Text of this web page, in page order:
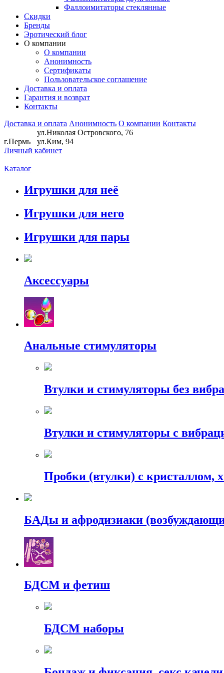
Фаллоимитаторы стеклянные
Скидки
Бренды
Эротический блог
О компании
О компании
Анонимность
Сертификаты
Пользовательское соглашение
Доставка и оплата
Гарантия и возврат
Контакты
Доставка и оплата Анонимность О компании Контакты
г.Пермь
ул.Николая Островского, 76
ул.Ким, 94
Личный кабинет
Каталог
Игрушки для неё
Игрушки для него
Игрушки для пары
Аксессуары
Анальные стимуляторы
Втулки и стимуляторы без
Втулки и стимуляторы с
Пробки (втулки) с кристаллом,
БАДы и афродизиаки
БДСМ и фетиш
БДСМ наборы